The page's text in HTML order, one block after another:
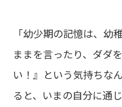
「幼少期の記憶は、
ままを言ったり、ダダ
い！』という気持ちな
ると、いまの自分に通